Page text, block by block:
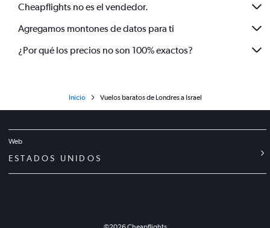
Cheapflights no es el vendedor.
Agregamos montones de datos para ti
¿Por qué los precios no son 100% exactos?
Inicio Vuelos baratos de Londres a Israel
Web
ESTADOS UNIDOS